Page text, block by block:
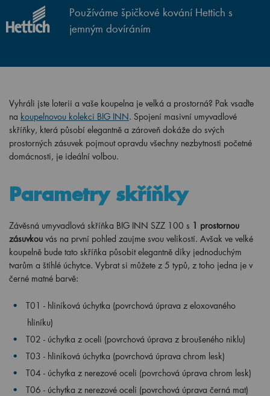
Používáme špičkové kování Hettich s
jemným dovíráním
Vyhráli jste loterii a vaše koupelna je velká a prostorná? Pak vsaďte
na koupelnovou kolekci BIG INN. Spojení masivní umyvadlové
skříňky, která působí elegantně a zároveň dokáže do svých
prostorných zásuvek pojmout opravdu všechny nezbytnosti početné
domácnosti, je ideální volbou.
Parametry skříňky
Závěsná umyvadlová skříňka BIG INN SZZ 100 s 1 prostornou
zásuvkou vás na první pohled zaujme svou velikostí. Avšak ve velké
koupelně bude tato skříňka působit elegantně díky jednoduchým
tvarům a štíhlé úchytce. Vybrat si můžete z 5 typů, z toho jedna je v
černé matné barvě:
T01 - hliníková úchytka (povrchová úprava z eloxovaného
hliníku)
T02 - úchytka z oceli (povrchová úprava z broušeného niklu)
T03 - hliníková úchytka (povrchová úprava chrom lesk)
T04 - úchytka z nerezové oceli (povrchová úprava chrom lesk)
T06 - úchytka z nerezové oceli (povrchová úprava černá mat)